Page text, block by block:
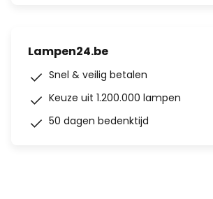
Lampen24.be
Snel & veilig betalen
Keuze uit 1.200.000 lampen
50 dagen bedenktijd